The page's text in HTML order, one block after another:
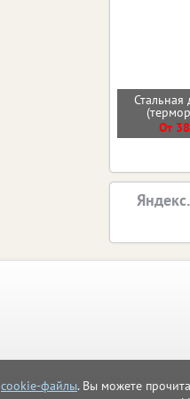
cookie-файлы. Вы можете
Стальная
От